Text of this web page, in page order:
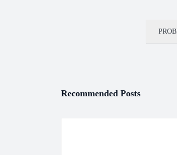
Recommended Posts